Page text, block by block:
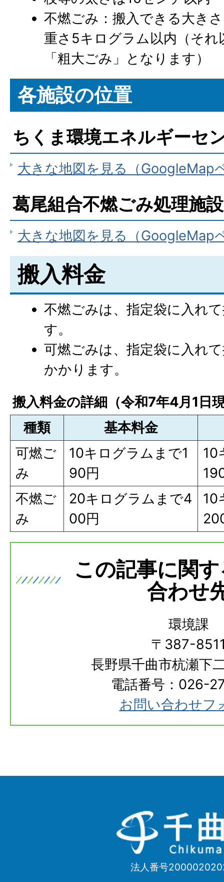
不燃ごみ：搬入できる大き
重さ5キログラム以内（そ
「粗大ごみ」となります）
各施設の位置
ちくま環境エネルギーセ
大きな地図を見る（GoogleMap
葛尾組合不燃ごみ処理施設
大きな地図を見る（GoogleMap
搬入料金
不燃ごみは、指定袋に入れ
す。
可燃ごみは、指定袋に入れ
かかります。
搬入料金の詳細（令和7年4月1日
種類
基本料金
可燃ご
み
10キログラムまで1
90円
10
不燃ご
み
20キログラムまで4
00円
10
この記事に関
合わせ
環境課
〒387-
長野県千曲市杭瀬下
電話番号：026-
お問い合わせフ
千
曲
Chikuma
法人番号